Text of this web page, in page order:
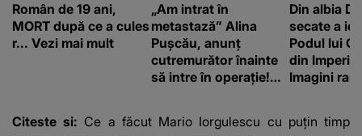
Român de 19 ani,
MORT după ce a cules
r... Vezi mai mult
„Am intrat în
metastază” Alina
Pușcău, anunț
cutremurător înainte
să intre în operație!
fanilor
Din albia
secate a
Podul lui
din
Imagini
Citeste si: Ce a făcut Mario Iorgulescu cu puțin timp